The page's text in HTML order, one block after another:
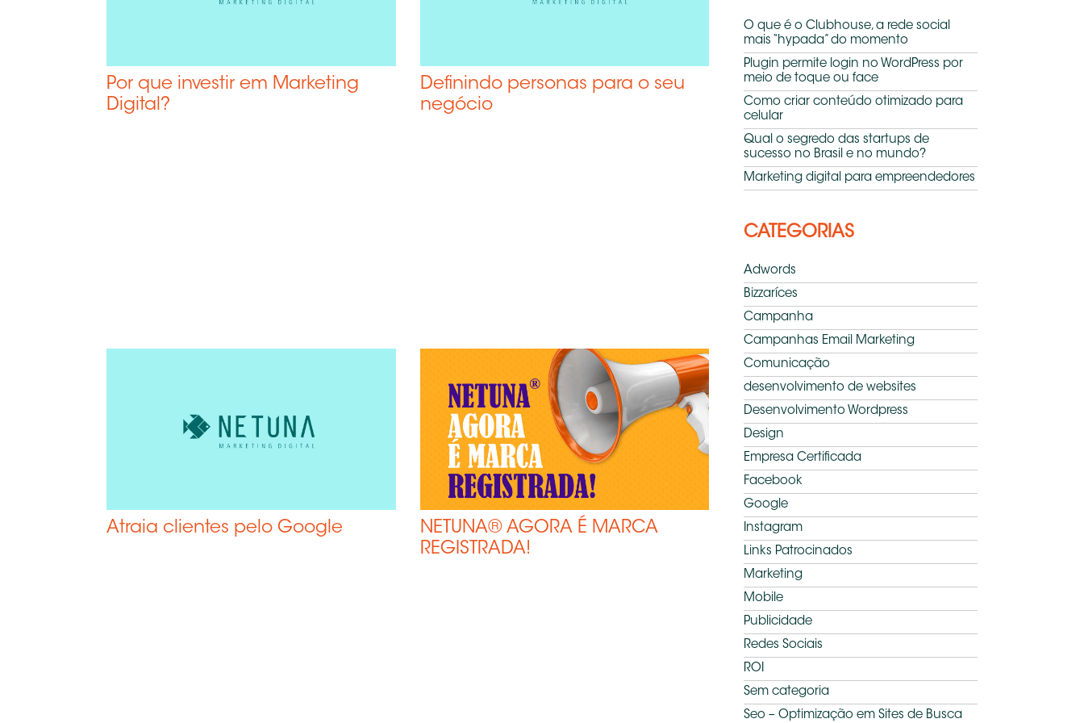
Blog
Por que investir em Marketing
Digital?
Definindo personas para o seu
negócio
Atraia clientes pelo Google
NETUNA® AGORA É MARCA
REGISTRADA!
O que é o Clubhouse, a rede social
mais “hypada” do momento
Plugin permite login no WordPress por
meio de toque ou face
Como criar conteúdo otimizado para
celular
Qual o segredo das startups de
sucesso no Brasil e no mundo?
Marketing digital para empreendedores
CATEGORIAS
Adwords
Bizzaríces
Campanha
Campanhas Email Marketing
Comunicação
desenvolvimento de websites
Desenvolvimento Wordpress
Design
Empresa Certificada
Facebook
Google
Instagram
Links Patrocinados
Marketing
Mobile
Publicidade
Redes Sociais
ROI
Sem categoria
Seo – Optimização em Sites de Busca